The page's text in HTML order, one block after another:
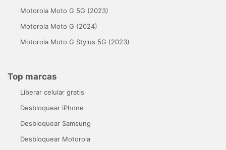
Motorola Moto G 5G (2023)
Motorola Moto G (2024)
Motorola Moto G Stylus 5G (2023)
Top marcas
Liberar celular gratis
Desbloquear iPhone
Desbloquear Samsung
Desbloquear Motorola